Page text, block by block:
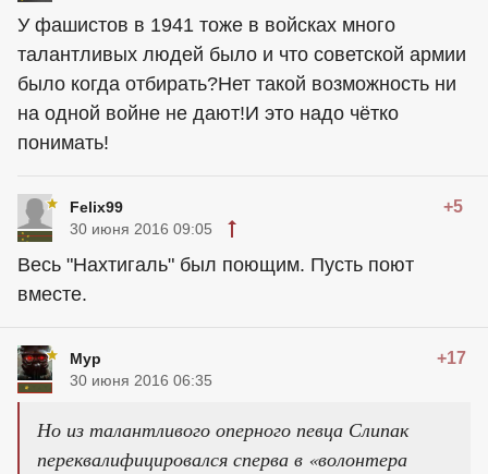
У фашистов в 1941 тоже в войсках много
талантливых людей было и что советской армии
было когда отбирать?Нет такой возможность ни
на одной войне не дают!И это надо чётко
понимать!
Felix99 +5
30 июня 2016 09:05
Весь "Нахтигаль" был поющим. Пусть поют
вместе.
Мур +17
30 июня 2016 06:35
Но из талантливого оперного певца Слипак
переквалифицировался сперва в «волонтера